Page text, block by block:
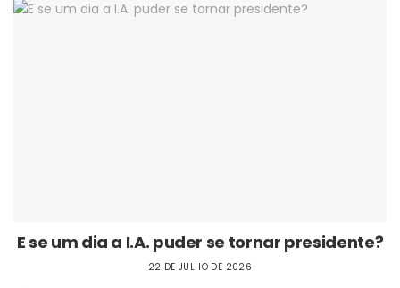
E se um dia a I.A. puder se tornar presidente?
22 DE JULHO DE 2026